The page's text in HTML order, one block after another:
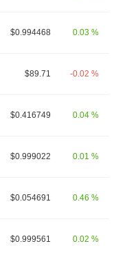
$0.994468 0.03 %
$89.71 -0.02 %
$0.416749 0.04 %
$0.999022 0.01 %
$0.054691 0.46 %
$0.999561 0.02 %